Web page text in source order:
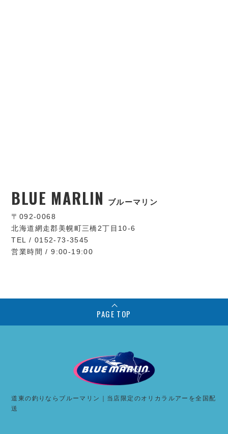
BLUE MARLIN ブルーマリン
〒092-0068
北海道網走郡美幌町三橋2丁目10-6
TEL / 0152-73-3545
営業時間 / 9:00-19:00
PAGE TOP
道東の釣りならブルーマリン｜当店限定のオリカラルアーを全国配
送